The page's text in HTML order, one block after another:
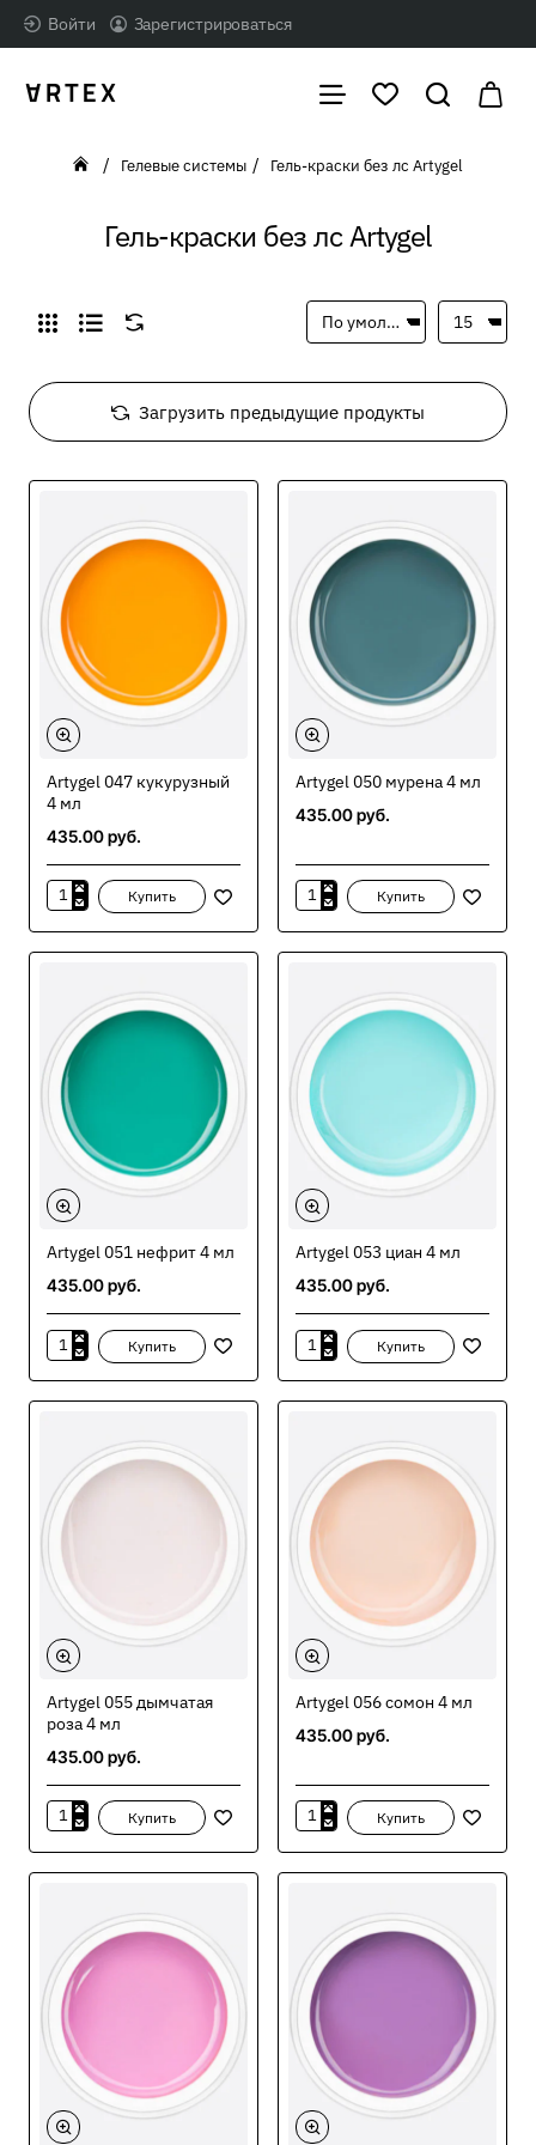
Войти Зарегистрироваться
Гель-краски без лс Artygel
home
Гелевые системы Гель-краски без лс Artygel
Загрузить предыдущие продукты
Artygel 047 кукурузный
4 мл
435.00 руб.
Artygel
047
кукурузный
Купить
Artygel 050 мурена 4 мл
435.00 руб.
Artygel
050
мурена
Купить
Artygel 051 нефрит 4 мл
435.00 руб.
Artygel
051
нефрит
Купить
Artygel 053 циан 4 мл
435.00 руб.
Artygel
053
циан
Купить
Artygel 055 дымчатая
роза 4 мл
435.00 руб.
Artygel
055
дымчатая
Купить
Artygel 056 сомон 4 мл
435.00 руб.
Artygel
056
сомон
Купить